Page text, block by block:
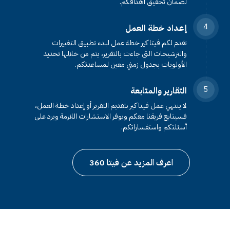
4 إعداد خطة العمل
تقدم لكم فيتا كير خطة عمل لبدء تطبيق التغييرات
والترشيحات التي جاءت بالتقرير، يتم من خلالها تحديد
الأولويات بجدول زمني معين لمساعدتكم.
5 التقارير والمتابعة
لا ينتهي عمل فيتا كير بتقديم التقرير أو إعداد خطة العمل،
فسيتابع فريقنا معكم ويوفر الاستشارات اللازمة ويرد على
أسئلتكم واستفساراتكم.
اعرف المزيد عن فيتا 360